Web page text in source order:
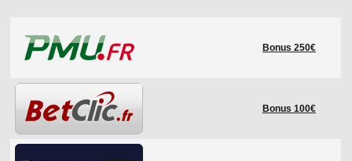
LES STADES
HISTORIQUE
COUPE DES CONFÉDÉRATIONS
Bonus 250€
Bonus 100€